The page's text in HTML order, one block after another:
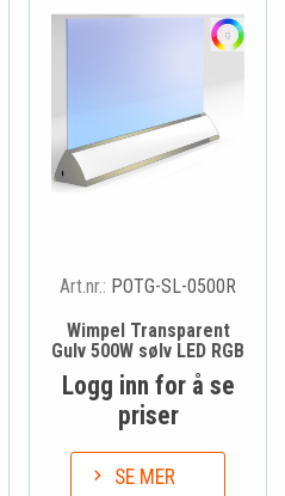
Art.nr.: POTG-SL-0500R
Wimpel Transparent
Gulv 500W sølv LED RGB
Logg inn for å se
priser
SE MER